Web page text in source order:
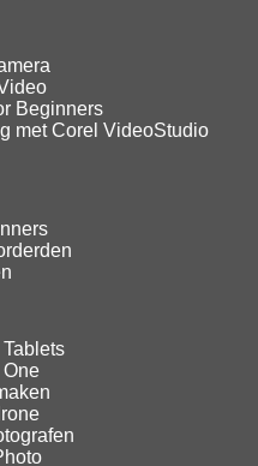
Beginners
met Corel VideoStudio